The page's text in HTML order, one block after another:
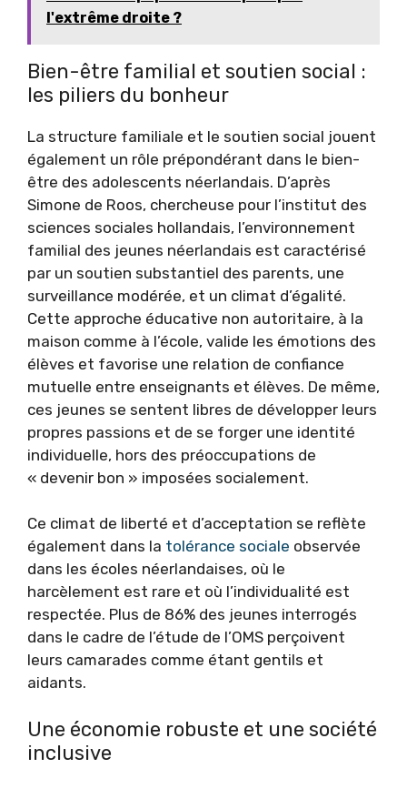
l'extrême droite ?
Bien-être familial et soutien social :
les piliers du bonheur
La structure familiale et le soutien social jouent
également un rôle prépondérant dans le bien-
être des adolescents néerlandais. D’après
Simone de Roos, chercheuse pour l’institut des
sciences sociales hollandais, l’environnement
familial des jeunes néerlandais est caractérisé
par un soutien substantiel des parents, une
surveillance modérée, et un climat d’égalité.
Cette approche éducative non autoritaire, à la
maison comme à l’école, valide les émotions des
élèves et favorise une relation de confiance
mutuelle entre enseignants et élèves. De même,
ces jeunes se sentent libres de développer leurs
propres passions et de se forger une identité
individuelle, hors des préoccupations de
« devenir bon » imposées socialement.
Ce climat de liberté et d’acceptation se reflète
également dans la tolérance sociale observée
dans les écoles néerlandaises, où le
harcèlement est rare et où l’individualité est
respectée. Plus de 86% des jeunes interrogés
dans le cadre de l’étude de l’OMS perçoivent
leurs camarades comme étant gentils et
aidants.
Une économie robuste et une société
inclusive